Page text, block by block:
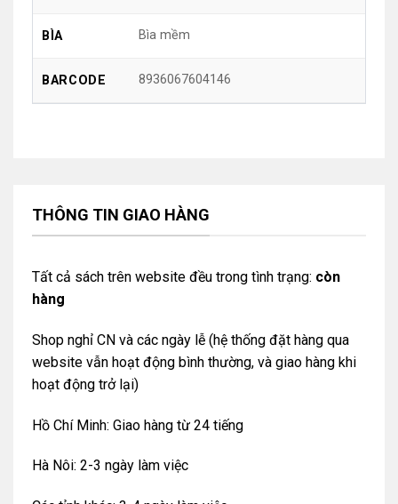
BÌA Bìa mềm
BARCODE 8936067604146
THÔNG TIN GIAO HÀNG
Tất cả sách trên website đều trong tình trạng: còn
hàng
Shop nghỉ CN và các ngày lễ (hệ thống đặt hàng qua
website vẫn hoạt động bình thường, và giao hàng khi
hoạt động trở lại)
Hồ Chí Minh: Giao hàng từ 24 tiếng
Hà Nôi: 2-3 ngày làm việc